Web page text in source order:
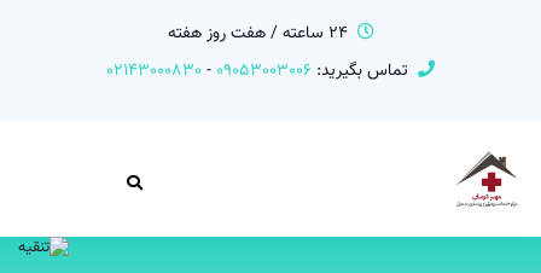
24 ساعته / هفت روز هفته
تماس بگیرید: 09053003006
-
02143000830